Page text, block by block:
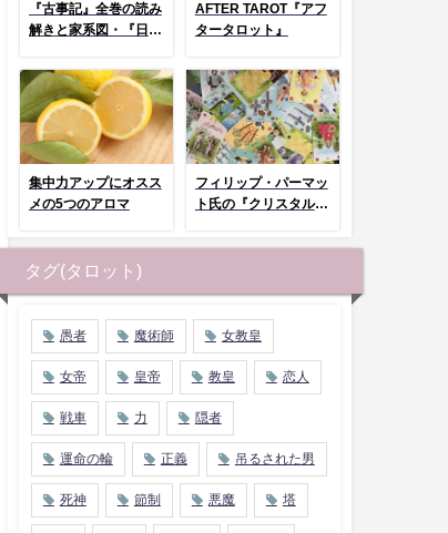
『古事記』全巻の読み
解きと家系図・『日本
ム
AFTER TAROT『アフ
タータロット』
集中力アップにオスス
メの5つのアロマ
フィリップ・パーマッ
ト氏の『クリスタルタ
タグ(タロット)
愚者 魔術師 女教皇
女帝 皇帝 教皇 恋人
戦車 力 隠者
運命の輪 正義 吊るされた男
死神 節制 悪魔 塔